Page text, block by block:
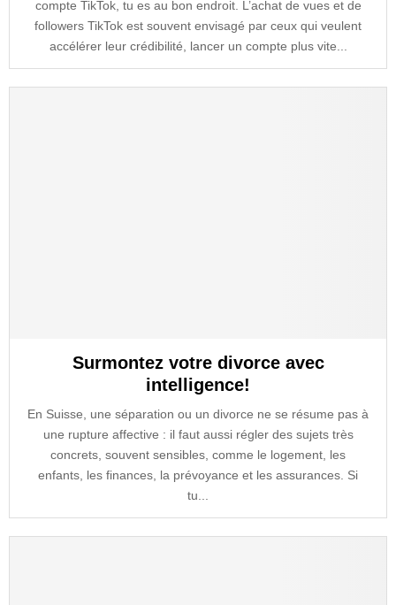
compte TikTok, tu es au bon endroit. L’achat de vues et de
followers TikTok est souvent envisagé par ceux qui veulent
accélérer leur crédibilité, lancer un compte plus vite...
Surmontez votre divorce avec
intelligence!
En Suisse, une séparation ou un divorce ne se résume pas à
une rupture affective : il faut aussi régler des sujets très
concrets, souvent sensibles, comme le logement, les
enfants, les finances, la prévoyance et les assurances. Si
tu...